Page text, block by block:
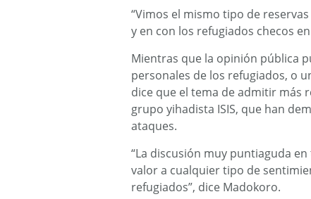
“Vimos el mismo tipo de
y en con los refugiados checos en
Mientras que la opinión pública
personales de los refugiados, o
dice que el tema de admitir más
grupo yihadista ISIS, que han
ataques.
“La discusión muy puntiaguda
valor a cualquier tipo de
refugiados”, dice Madokoro.